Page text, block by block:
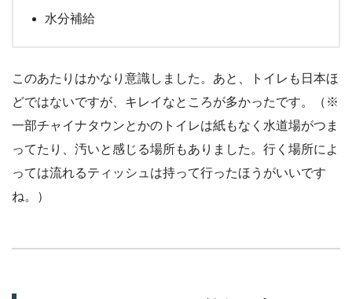
水分補給
このあたりはかなり意識しました。あと、トイレも日本ほ
どではないですが、キレイなところが多かったです。（※
一部チャイナタウンとかのトイレは紙もなく水道場がつま
ってたり、汚いと感じる場所もありました。行く場所によ
っては流れるティッシュは持って行ったほうがいいです
ね。）